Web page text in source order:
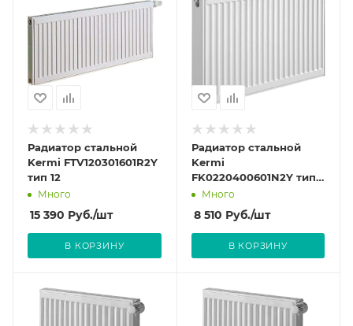
Радиатор стальной
Kermi FTV120301601R2Y
тип 12
Много
15 390 Руб./шт
В КОРЗИНУ
Радиатор стальной
Kermi
FK0220400601N2Y тип
22Много
8 510 Руб./шт
В КОРЗИНУ